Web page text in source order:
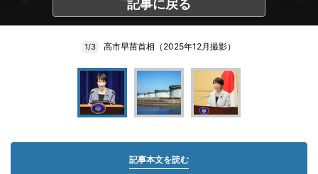
記事に戻る
1/3 高市早苗首相（2025年12月撮影）
記事本文を読む